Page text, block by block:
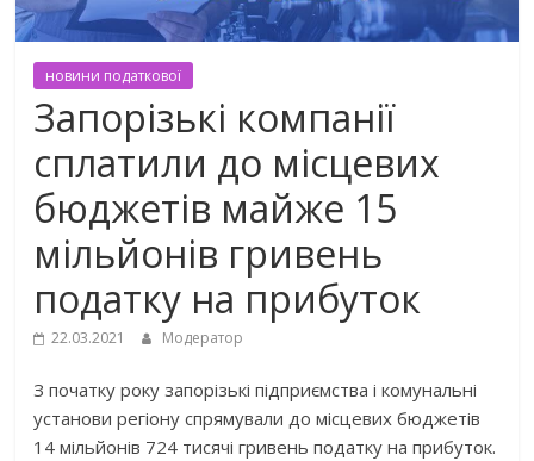
новини податкової
Запорізькі компанії
сплатили до місцевих
бюджетів майже 15
мільйонів гривень
податку на прибуток
22.03.2021 Модератор
З початку року запорізькі підприємства і комунальні
установи регіону спрямували до місцевих бюджетів
14 мільйонів 724 тисячі гривень податку на прибуток.